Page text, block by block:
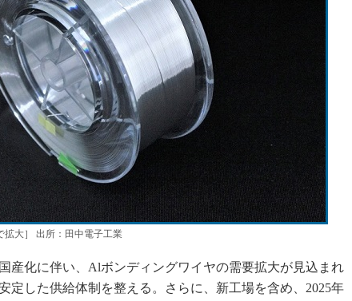
植物工場
知財マネジメント
海外生産
グローバル設計・開発
制御セキュリティ
新型コロナへの対応
大］ 出所：田中電子工業
産化に伴い、Alボンディングワイヤの需要拡大が見込まれ
定した供給体制を整える。さらに、新工場を含め、2025年